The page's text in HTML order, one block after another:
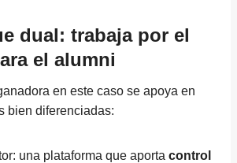
dual: trabaja por el
el alumni
en este caso se apoya en
bien diferenciadas:
una plataforma que aporta control